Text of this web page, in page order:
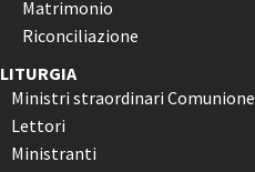
Matrimonio
Riconciliazione
LITURGIA
Ministri straordinari Comunione
Lettori
Ministranti